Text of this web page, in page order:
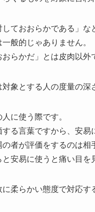
ておおらかである」な
般的じゃありません。
おらかだ」とは皮肉以外
象とする人の度量の深
に使う際です。
する言葉ですから、安易
者が評価をするのは相
安易に使うと痛い目を
に柔らかい態度で対応